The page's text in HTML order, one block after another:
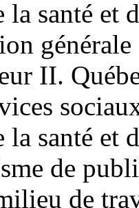
la santé et
II.
la santé et
de
de